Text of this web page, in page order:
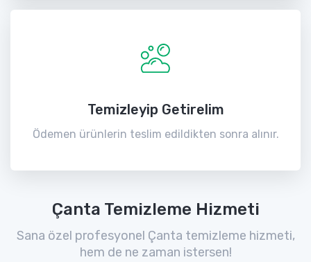
Temizleyip Getirelim
Ödemen ürünlerin teslim edildikten sonra alınır.
Çanta Temizleme Hizmeti
Sana özel profesyonel Çanta temizleme hizmeti,
hem de ne zaman istersen!